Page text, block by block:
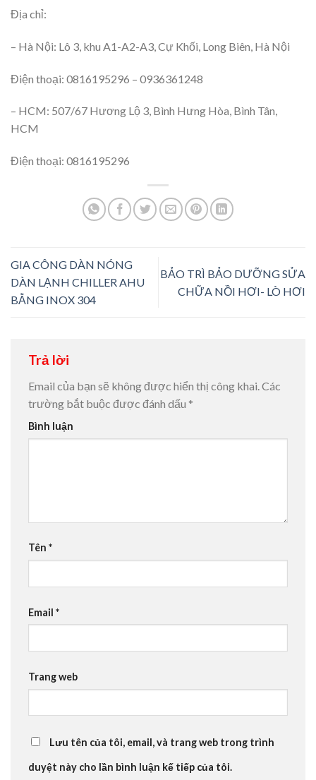
Địa chỉ:
– Hà Nội: Lô 3, khu A1-A2-A3, Cự Khối, Long Biên, Hà Nội
Điện thoại: 0816195296 – 0936361248
– HCM: 507/67 Hương Lộ 3, Bình Hưng Hòa, Bình Tân,
HCM
Điện thoại: 0816195296
GIA CÔNG DÀN NÓNG
DÀN LẠNH CHILLER AHU
BẰNG INOX 304
BẢO TRÌ BẢO DƯỠNG SỬA
CHỮA NỒI HƠI- LÒ HƠI
Trả lời
Email của bạn sẽ không được hiển thị công khai.Các
trường bắt buộc được đánh dấu *
Bình luận
Tên *
Email *
Trang web
Lưu tên của tôi, email, và trang web trong trình
duyệt này cho lần bình luận kế tiếp của tôi.